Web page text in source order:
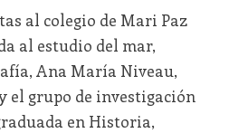
al colegio de Mari Paz
al estudio del mar,
Ana María Niveau,
el grupo de investigación
en Historia,